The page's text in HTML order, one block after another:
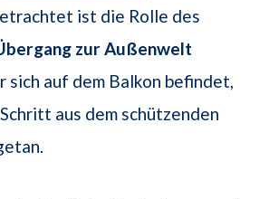
ist die Rolle des
zur Außenwelt
sich auf dem Balkon befindet,
aus dem schützenden